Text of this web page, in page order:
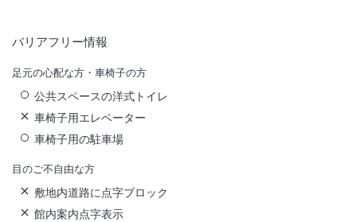
バリアフリー情報
足元の心配な方・車椅子の方
公共スペースの洋式トイレ
車椅子用エレベーター
車椅子用の駐車場
目のご不自由な方
敷地内道路に点字ブロック
館内案内点字表示